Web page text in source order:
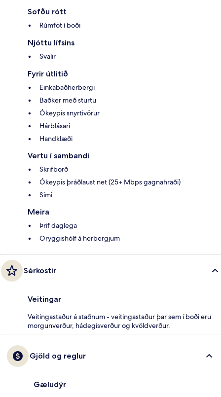
Sofðu rótt
Rúmföt í boði
Njóttu lífsins
Svalir
Fyrir útlitið
Einkabaðherbergi
Baðker með sturtu
Ókeypis snyrtivörur
Hárblásari
Handklæði
Vertu í sambandi
Skrifborð
Ókeypis þráðlaust net (25+ Mbps gagnahraði)
Sími
Meira
Þrif daglega
Öryggishólf á herbergjum
Sérkostir
Veitingar
Veitingastaður á staðnum - veitingastaður þar sem í boði eru
morgunverður, hádegisverður og kvöldverður.
Gjöld og reglur
Gæludýr